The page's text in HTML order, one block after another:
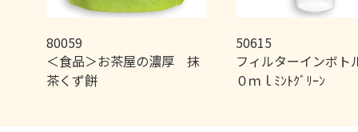
80059
＜食品＞お茶屋の濃厚 抹
茶くず餅
50615
フィルターインボト
０ｍｌﾐﾝﾄｸﾞﾘｰﾝ